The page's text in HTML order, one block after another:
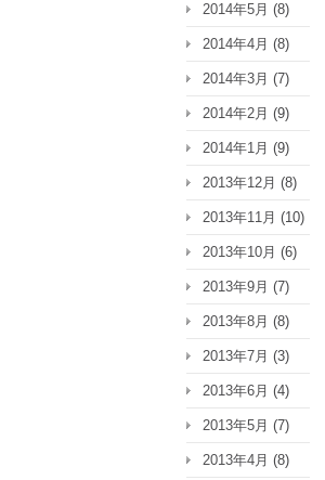
2014年5月 (8)
2014年4月 (8)
2014年3月 (7)
2014年2月 (9)
2014年1月 (9)
2013年12月 (8)
2013年11月 (10)
2013年10月 (6)
2013年9月 (7)
2013年8月 (8)
2013年7月 (3)
2013年6月 (4)
2013年5月 (7)
2013年4月 (8)